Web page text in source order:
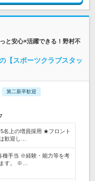
と安心×活躍できる！野村不
【スポーツクラブスタッ
第二新卒歓迎
名上の増員採用 ★フロント
歓迎し…
種手当 ※経験・能力等を考
す。 ※…